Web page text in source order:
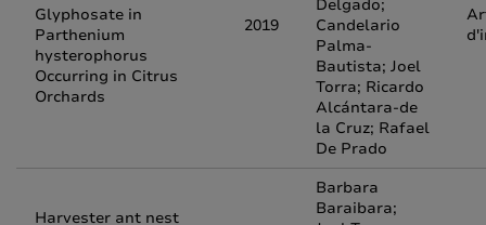
Glyphosate in
Parthenium
hysterophorus
Occurring in Citrus
Orchards
2019
Delgado;
Candelario
Palma-
Bautista; Joel
Torra; Ricardo
Alcántara-de
la Cruz; Rafael
De Prado
Harvester ant nest
Barbara
Baraibara;